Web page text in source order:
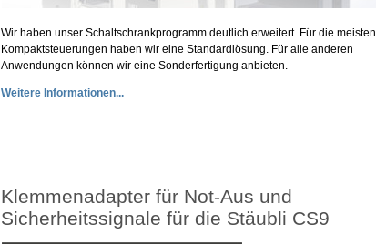
Wir haben unser Schaltschrankprogramm deutlich erweitert. Für die meisten
Kompaktsteuerungen haben wir eine Standardlösung. Für alle anderen
Anwendungen können wir eine Sonderfertigung anbieten.
Weitere Informationen...
Klemmenadapter für Not-Aus und
Sicherheitssignale für die Stäubli CS9